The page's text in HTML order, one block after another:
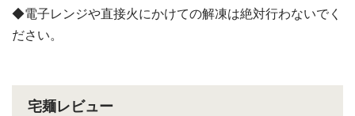
◆電子レンジや直接火にかけての解凍は絶対行わないでく
ださい。
宅麺レビュー